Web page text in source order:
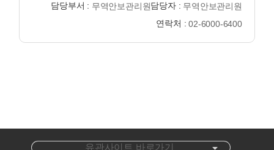
담당부서 : 무역안보관리원담당자 : 무역안보관리원
연락처 :02-6000-6400
유관사이트 바로가기